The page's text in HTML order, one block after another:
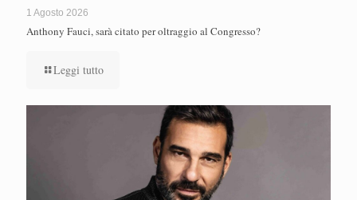
1 Agosto 2026
Anthony Fauci, sarà citato per oltraggio al Congresso?
Leggi tutto